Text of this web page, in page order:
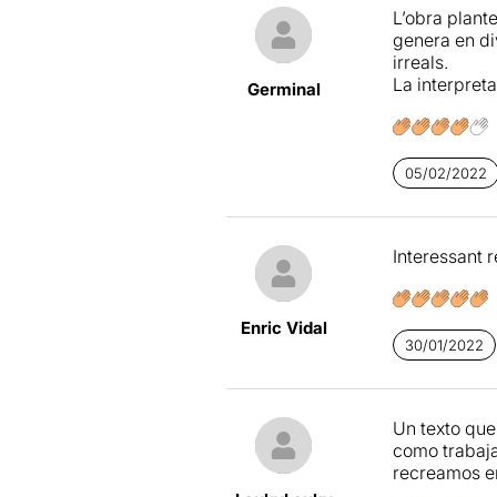
presentant
plantegen
aquest
futur.
Entre els
sostenidors
Tot i que el
evolució,
la narrativa
camí de la
necessita
Pel què fa
totalment
Eltema que
parell de
Germinal
L’obra
genera en
irreals.
La
05/02/2022
Enric Vidal
Interessant
30/01/2022
Un texto
como
recreamos